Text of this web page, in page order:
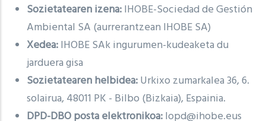
Sozietatearen izena:IHOBE-Sociedad de Gestión
Ambiental SA (aurrerantzean IHOBE SA)
Xedea:IHOBE SAk ingurumen-kudeaketa du
jarduera gisa
Sozietatearen helbidea:Urkixo zumarkalea 36, 6.
solairua, 48011 PK - Bilbo (Bizkaia), Espainia.
DPD-DBO posta elektronikoa:lopd@ihobe.eus